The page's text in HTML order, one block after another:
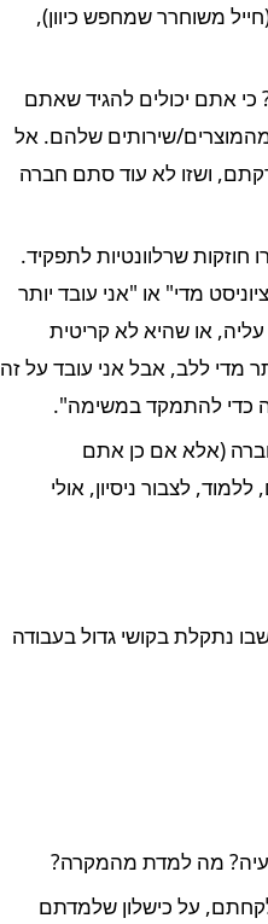
משוחרר שמחפש כיוון),
אתם יכולים להגיד שאתם
שירותים שלהם. אל
ושזו לא עוד סתם חברה
שרלוונטיות לתפקיד.
מדי" או "אני עובד יותר
או שהיא לא קריטית
מדי ללב, אבל אני עובד על זה
כדי להתמקד במשימה".
(אלא אם כן אתם
לצבור ניסיון, אולי
נתקלת בקושי גדול בעבודה
על כישלון שלמדתם